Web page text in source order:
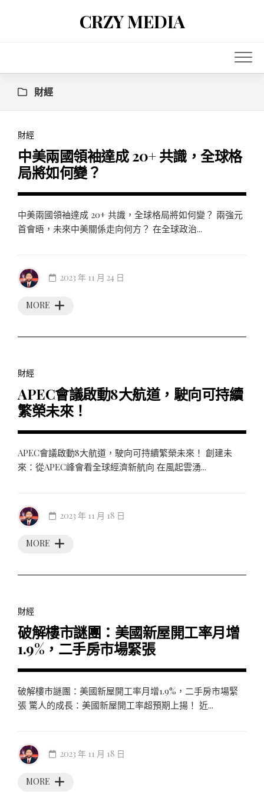
CRZY MEDIA
財經
財經
中美兩國領袖達成 20+ 共識，全球格
局將如何變？
中美兩國領袖達成 20+ 共識，全球格局將如何變？ 兩強元
首會晤，未來中美關係走向何方？ 在全球政治...
MORE
2023 年 11 月 24 日
財經
APEC會議啟動8大航道，駛向可持續
繁榮未來！
APEC會議啟動8大航道，駛向可持續繁榮未來！ 創建未
來：從APEC峰會看全球經濟新航向 在風起雲湧...
MORE
2023 年 11 月 18 日
財經
破解樓市謎團：美國新屋開工率月增
1.9%，二手房市場緊張
破解樓市謎團：美國新屋開工率月增1.9%，二手房市場緊
張 驚人的成長：美國新屋開工率超預期上揚！ 近...
MORE
2023 年 11 月 18 日